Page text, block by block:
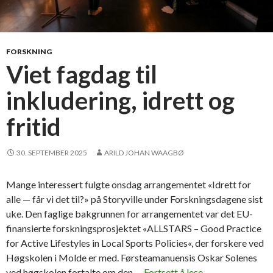
FORSKNING
Viet fagdag til
inkludering, idrett og
fritid
30. SEPTEMBER 2025 ARILD JOHAN WAAGBØ
Mange interessert fulgte onsdag arrangementet «Idrett for
alle — får vi det til?» på Storyville under Forskningsdagene sist
uke. Den faglige bakgrunnen for arrangementet var det EU-
finansierte forskningsprosjektet «ALLSTARS – Good Practice
for Active Lifestyles in Local Sports Policies«, der forskere ved
Høgskolen i Molde er med. Førsteamanuensis Oskar Solenes